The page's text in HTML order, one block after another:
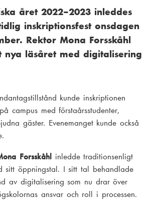
året 2022–2023 inleddes
inskriptionsfest onsdagen
Rektor Mona Forsskåhl
nya läsåret med digitalisering
kunde inskriptionen
campus med förstaårsstudenter,
gäster. Evenemanget kunde också
Forsskåhl inledde traditionsenligt
sitt öppningstal. I sitt tal behandlade
av digitalisering som nu drar över
ansvar och roll i processen.